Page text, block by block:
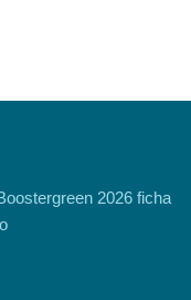
2026 ficha